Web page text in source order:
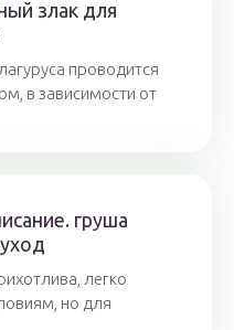
злак для
проводится
в зависимости от
груша
легко
но для